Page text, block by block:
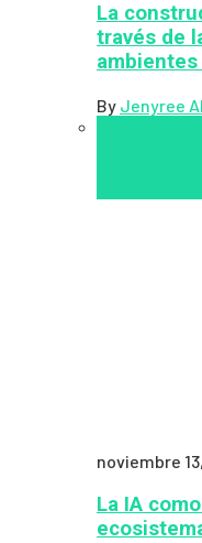
La
través de
By Jenyree
noviembre
La IA